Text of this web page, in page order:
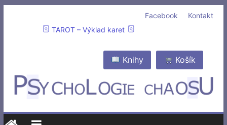
Kontakt
Facebook
TAROT – Výklad karet
Košík
Knihy